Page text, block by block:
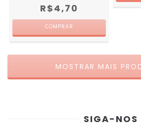
R$4,70
MOSTRAR MAIS
SIGA-NOS